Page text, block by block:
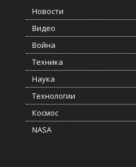
Новости
Видео
Война
Техника
Наука
Технологии
Космос
NASA